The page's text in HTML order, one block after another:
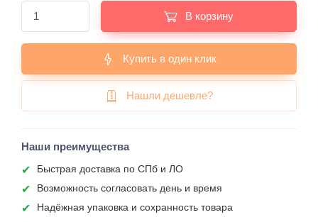
В корзину
Купить в один клик
Нашли дешевле?
Наши преимущества
Быстрая доставка по СПб и ЛО
Возможность согласовать день и время
Надёжная упаковка и сохранность товара